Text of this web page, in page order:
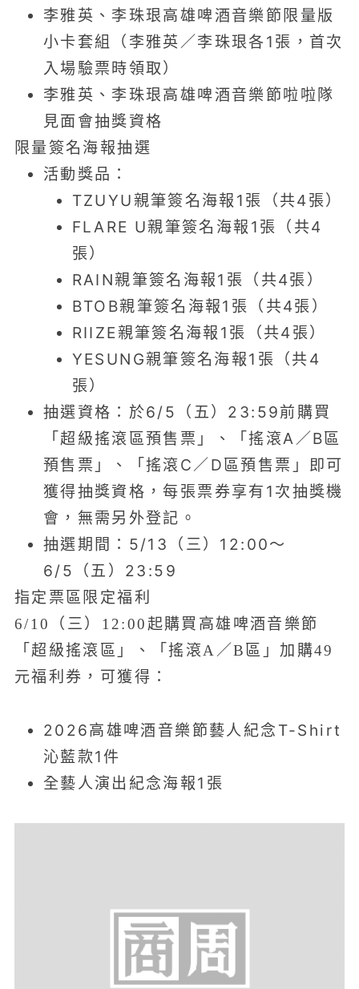
李雅英、李珠珢高雄啤酒音樂節限量版
小卡套組（李雅英／李珠珢各1張，首次
入場驗票時領取）
李雅英、李珠珢高雄啤酒音樂節啦啦隊
見面會抽獎資格
限量簽名海報抽選
活動獎品：
TZUYU親筆簽名海報1張（共4張）
FLARE U親筆簽名海報1張（共4
張）
RAIN親筆簽名海報1張（共4張）
BTOB親筆簽名海報1張（共4張）
RIIZE親筆簽名海報1張（共4張）
YESUNG親筆簽名海報1張（共4
張）
抽選資格：於6/5（五）23:59前購買
「超級搖滾區預售票」、「搖滾A／B區
預售票」、「搖滾C／D區預售票」即可
獲得抽獎資格，每張票券享有1次抽獎機
會，無需另外登記。
抽選期間：5/13（三）12:00～
6/5（五）23:59
指定票區限定福利
6/10（三）12:00起購買高雄啤酒音樂節
「超級搖滾區」、「搖滾A／B區」加購49
元福利券，可獲得：
2026高雄啤酒音樂節藝人紀念T-Shirt
沁藍款1件
全藝人演出紀念海報1張